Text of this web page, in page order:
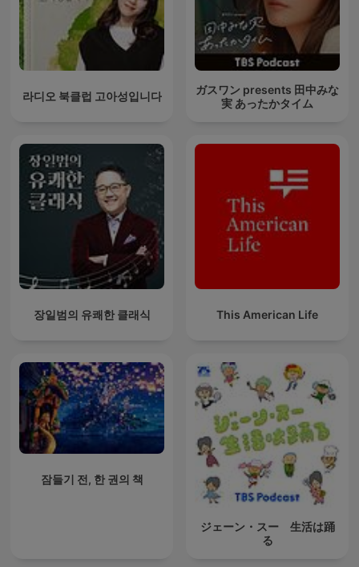
라디오 북클럽 고아성입니다
ガスワン presents 田中みな
実 あったかタイム
장일범의 유쾌한 클래식 This American Life
잠들기 전, 한 권의 책
ジェーン・スー 生活は踊
る